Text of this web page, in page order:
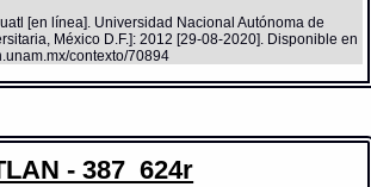
[en línea]. Universidad Nacional Autónoma de
México D.F.]: 2012 [29-08-2020]. Disponible en
contexto/70894
- 387_624r